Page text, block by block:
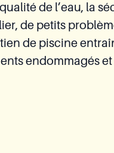
de l’eau, la
de petits
de piscine
endommagés